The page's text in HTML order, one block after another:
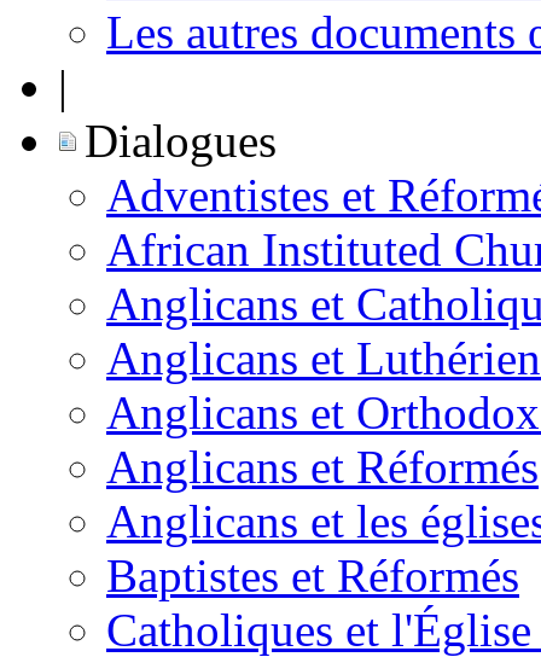
Les autres documents
|
Dialogues
Adventistes et
African Instituted
Anglicans et
Anglicans et
Anglicans et
Anglicans et Réformés
Anglicans et les
Baptistes et Réformés
Catholiques et